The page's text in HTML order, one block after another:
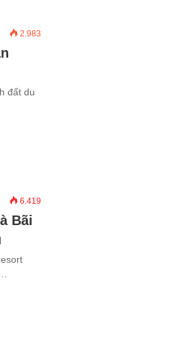
2.983
đất du
6.419
Bãi